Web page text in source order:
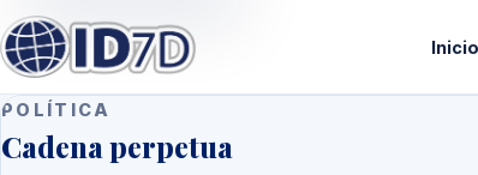
Inicio
POLÍTICA
Cadena perpetua